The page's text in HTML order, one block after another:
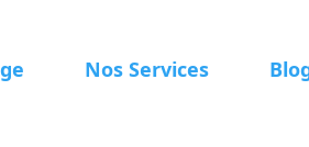
Nos Services